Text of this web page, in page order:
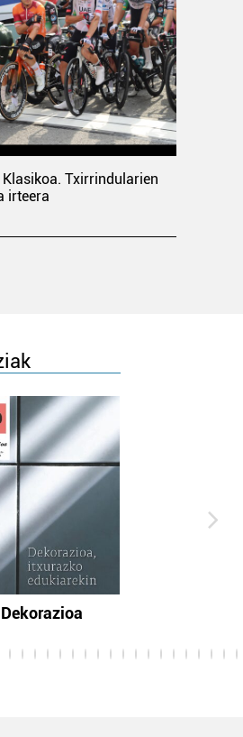
Txirrindularien
irteera
Dekorazioa